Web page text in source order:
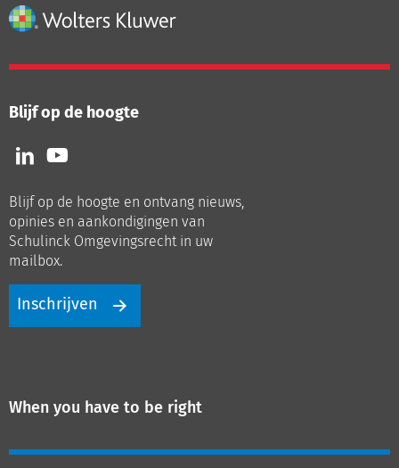
Blijf op de hoogte
Volg
ons
LinkedIn
Volg
ons
Youtube
Blijf op de hoogte en ontvang nieuws,
opinies en aankondigingen van
Schulinck Omgevingsrecht in uw
mailbox.
Inschrijven
When you have to be right